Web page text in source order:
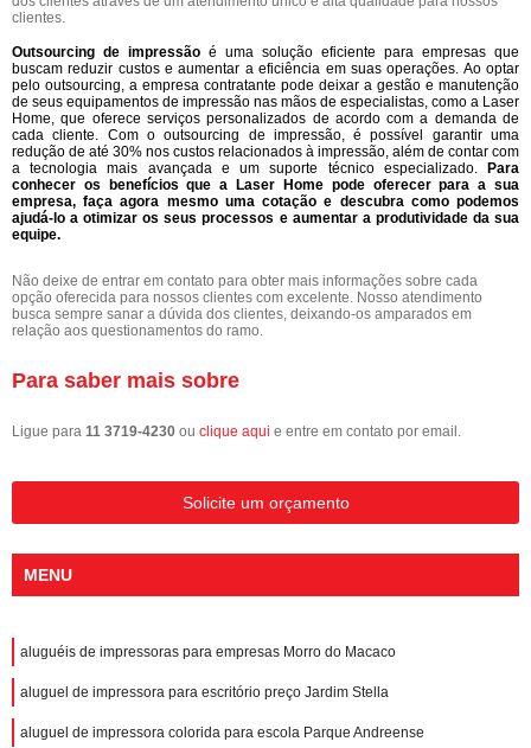
clientes.
Outsourcing de impressão é uma solução eficiente para empresas que
buscam reduzir custos e aumentar a eficiência em suas operações. Ao optar
pelo outsourcing, a empresa contratante pode deixar a gestão e manutenção
de seus equipamentos de impressão nas mãos de especialistas, como a Laser
Home, que oferece serviços personalizados de acordo com a demanda de
cada cliente. Com o outsourcing de impressão, é possível garantir uma
redução de até 30% nos custos relacionados à impressão, além de contar com
a tecnologia mais avançada e um suporte técnico especializado. Para
conhecer os benefícios que a Laser Home pode oferecer para a sua
empresa, faça agora mesmo uma cotação e descubra como podemos
ajudá-lo a otimizar os seus processos e aumentar a produtividade da sua
equipe.
Não deixe de entrar em contato para obter mais informações sobre cada
opção oferecida para nossos clientes com excelente. Nosso atendimento
busca sempre sanar a dúvida dos clientes, deixando-os amparados em
relação aos questionamentos do ramo.
Para saber mais sobre
Ligue para 11 3719-4230 ou clique aqui e entre em contato por email.
Solicite um orçamento
MENU
aluguéis de impressoras para empresas Morro do Macaco
aluguel de impressora para escritório preço Jardim Stella
aluguel de impressora colorida para escola Parque Andreense